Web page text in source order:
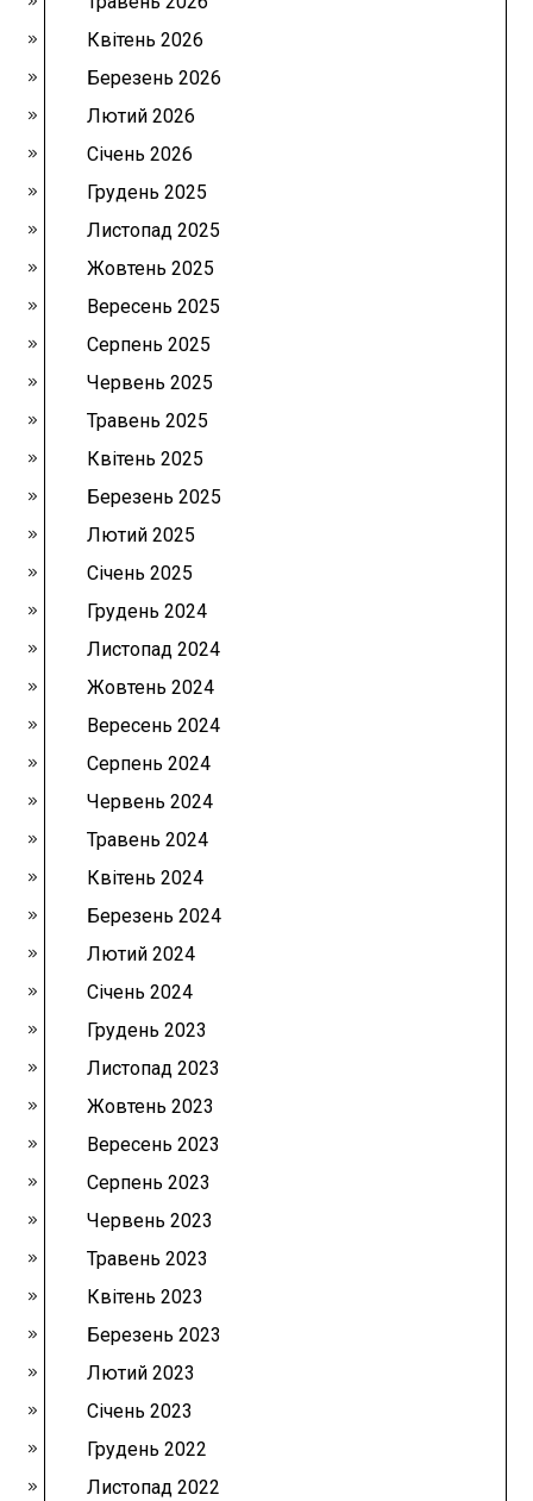
Квітень 2026
Березень 2026
Лютий 2026
Січень 2026
Грудень 2025
Листопад 2025
Жовтень 2025
Вересень 2025
Серпень 2025
Червень 2025
Травень 2025
Квітень 2025
Березень 2025
Лютий 2025
Січень 2025
Грудень 2024
Листопад 2024
Жовтень 2024
Вересень 2024
Серпень 2024
Червень 2024
Травень 2024
Квітень 2024
Березень 2024
Лютий 2024
Січень 2024
Грудень 2023
Листопад 2023
Жовтень 2023
Вересень 2023
Серпень 2023
Червень 2023
Травень 2023
Квітень 2023
Березень 2023
Лютий 2023
Січень 2023
Грудень 2022
Листопад 2022